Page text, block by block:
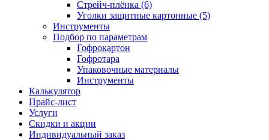
Стрейч-плёнка (6)
Уголки защитные картонные (5)
Инструменты
Подбор по параметрам
Гофрокартон
Гофротара
Упаковочные материалы
Инструменты
Калькулятор
Прайс-лист
Услуги
Скидки и акции
Индивидуальный заказ